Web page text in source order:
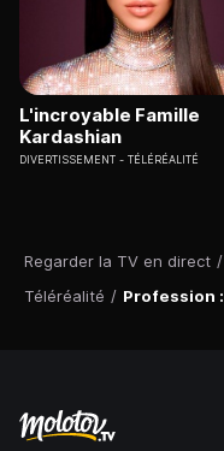
Regarder la TV en direct /
Téléréalité / Profession
L'incroyable Famille
Kardashian
DIVERTISSEMENT TÉLÉRÉALITÉ